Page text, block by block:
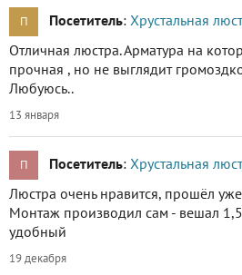
П Посетитель: Хрустальная
Отличная люстра. Арматура на
прочная , но не выглядит
Любуюсь..
13 января
П Посетитель: Хрустальная
Люстра очень нравится, прошёл
Монтаж производил сам - вешал
удобный
19 декабря